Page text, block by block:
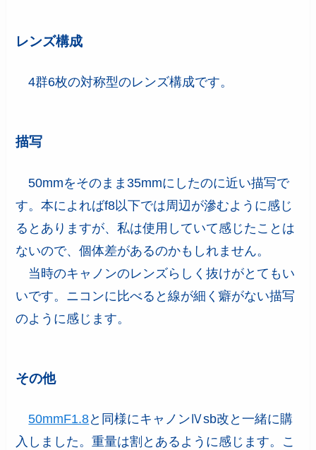
レンズ構成
4群6枚の対称型のレンズ構成です。
描写
50mmをそのまま35mmにしたのに近い描写で
す。本によればf8以下では周辺が滲むように感じ
るとありますが、私は使用していて感じたことは
ないので、個体差があるのかもしれません。
当時のキャノンのレンズらしく抜けがとてもい
いです。ニコンに比べると線が細く癖がない描写
のように感じます。
その他
50mmF1.8と同様にキャノンⅣsb改と一緒に購
入しました。重量は割とあるように感じます。こ